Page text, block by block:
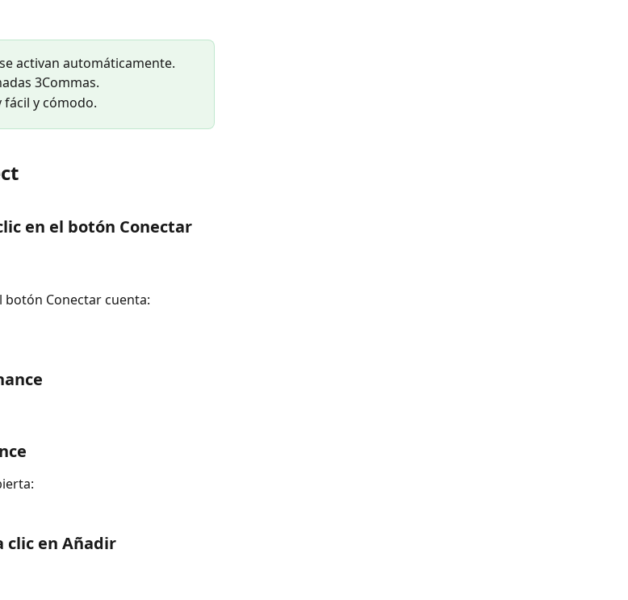
activan automáticamente.
3Commas.
y cómodo.
en el botón Conectar
botón Conectar cuenta:
clic en Añadir